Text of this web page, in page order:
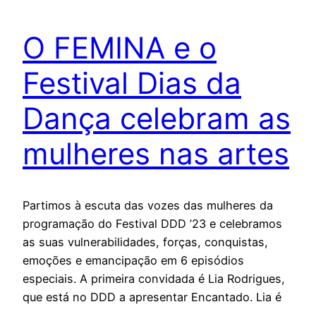
O FEMINA e o
Festival Dias da
Dança celebram as
mulheres nas artes
Partimos à escuta das vozes das mulheres da
programação do Festival DDD ’23 e celebramos
as suas vulnerabilidades, forças, conquistas,
emoções e emancipação em 6 episódios
especiais. A primeira convidada é Lia Rodrigues,
que está no DDD a apresentar Encantado. Lia é